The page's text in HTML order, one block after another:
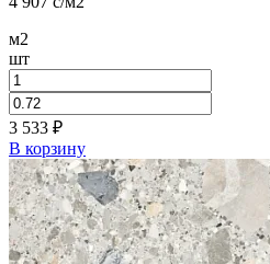
м2
шт
3 533 ₽
В корзину